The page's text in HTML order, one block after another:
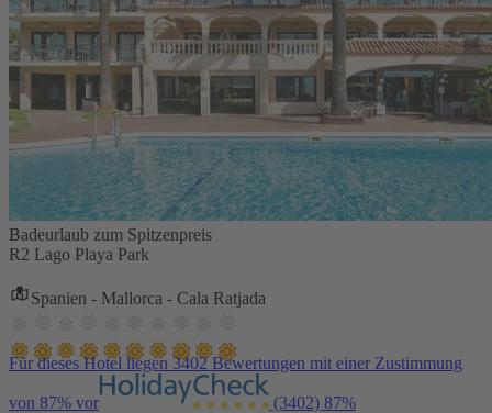
Badeurlaub zum Spitzenpreis
R2 Lago Playa Park
Spanien - Mallorca - Cala Ratjada
Für dieses Hotel liegen 3402 Bewertungen mit einer Zustimmung
von 87% vor (3402) 87%